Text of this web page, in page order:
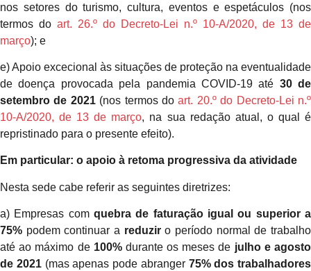
nos setores do turismo, cultura, eventos e espetáculos (nos
termos do art. 26.º do Decreto-Lei n.º 10-A/2020, de 13 de
março); e
e) Apoio excecional às situações de proteção na eventualidade
de doença provocada pela pandemia COVID-19 até 30 de
setembro de 2021(nos termos doart. 20.º do Decreto-Lei n.º
10-A/2020, de 13 de março, na sua redação atual, o qual é
repristinado para o presente efeito).
Em particular: o apoio à retoma progressiva da atividade
Nesta sede cabe referir as seguintes diretrizes:
a) Empresas com quebra de faturação igual ou superior a
75% podem continuar a reduziro período normal de trabalho
até ao máximo de 100%durante os meses de julho e agosto
de 2021 (mas apenas pode abranger 75% dos trabalhadores